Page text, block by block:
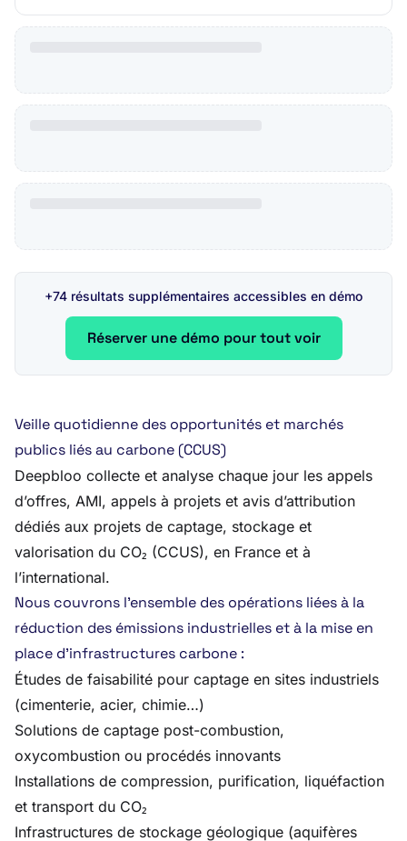
+74 résultats supplémentaires accessibles en démo
Réserver une démo pour tout voir
Veille quotidienne des opportunités et marchés
publics liés au carbone (CCUS)
Deepbloo collecte et analyse chaque jour les appels
d’offres, AMI, appels à projets et avis d’attribution
dédiés aux projets de captage, stockage et
valorisation du CO₂ (CCUS), en France et à
l’international.
Nous couvrons l’ensemble des opérations liées à la
réduction des émissions industrielles et à la mise en
place d’infrastructures carbone :
Études de faisabilité pour captage en sites industriels
(cimenterie, acier, chimie…)
Solutions de captage post-combustion,
oxycombustion ou procédés innovants
Installations de compression, purification, liquéfaction
et transport du CO₂
Infrastructures de stockage géologique (aquifères